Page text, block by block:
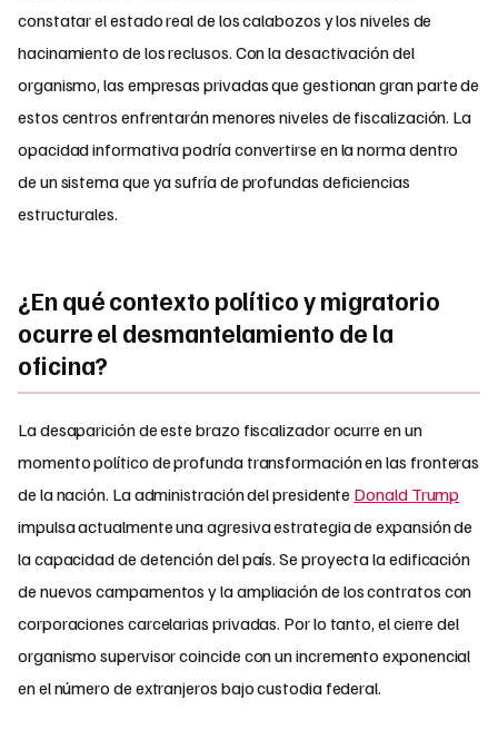
constatar el estado real de los calabozos y los niveles de
hacinamiento de los reclusos. Con la desactivación del
organismo, las empresas privadas que gestionan gran parte de
estos centros enfrentarán menores niveles de fiscalización. La
opacidad informativa podría convertirse en la norma dentro
de un sistema que ya sufría de profundas deficiencias
estructurales.
¿En qué contexto político y migratorio
ocurre el desmantelamiento de la
oficina?
La desaparición de este brazo fiscalizador ocurre en un
momento político de profunda transformación en las fronteras
de la nación. La administración del presidente Donald Trump
impulsa actualmente una agresiva estrategia de expansión de
la capacidad de detención del país. Se proyecta la edificación
de nuevos campamentos y la ampliación de los contratos con
corporaciones carcelarias privadas. Por lo tanto, el cierre del
organismo supervisor coincide con un incremento exponencial
en el número de extranjeros bajo custodia federal.